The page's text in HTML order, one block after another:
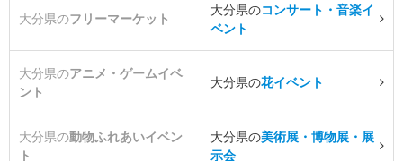
大分県のフリーマーケット
大分県のコンサート・音楽イ
ベント
大分県のアニメ・ゲームイベ
ント
大分県の花イベント
大分県の動物ふれあいイベン
ト
大分県の美術展・博物展・展
示会